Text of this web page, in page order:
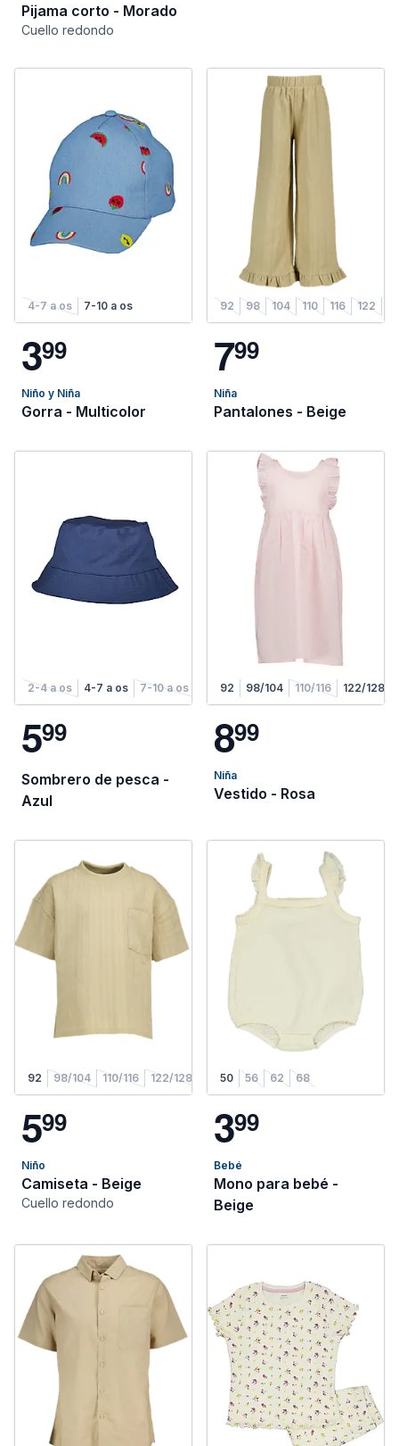
Pijama corto - Morado
Cuello redondo
4-7 a os 7-10 a os
399
Niño y Niña
Gorra - Multicolor
92 98 104 110 116 122
799
Niña
Pantalones - Beige
2-4 a os 4-7 a os 7-10 a os
599
Sombrero de pesca -
Azul
92 98/104 110/116 122/128
899
Niña
Vestido - Rosa
92 98/104 110/116 122/128
599
Niño
Camiseta - Beige
Cuello redondo
50 56 62 68
399
Bebé
Mono para bebé -
Beige